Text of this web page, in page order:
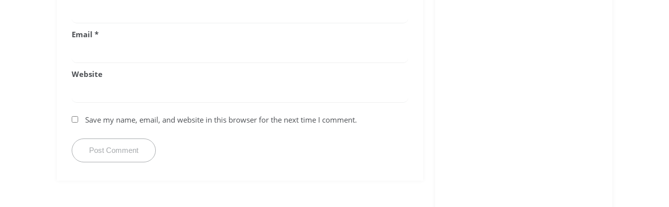
Email *
Website
Save my name, email, and website in this browser for the next time I comment.